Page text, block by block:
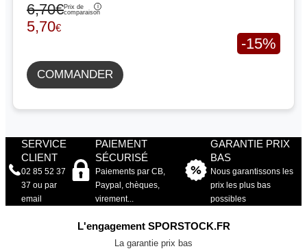
6,70€Prix de
comparaison
5,70€
-15%
COMMANDER
SERVICE
CLIENT
02 85 52 37
37 ou par
email
PAIEMENT
SÉCURISÉ
Paiements par CB,
Paypal, chèques,
virement...
GARANTIE PRIX
BAS
Nous garantissons les
prix les plus bas
possibles
L'engagement SPORSTOCK.FR
La garantie prix bas